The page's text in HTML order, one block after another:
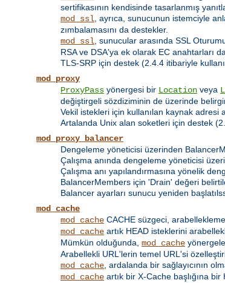
sertifikasının kendisinde tasarlanmış
mod_ssl, ayrıca, sunucunun istemciyle
zımbalamasını da destekler.
mod_ssl, sunucular arasında SSL
RSA ve DSA'ya ek olarak EC anahtarları
TLS-SRP için destek (2.4.4 itibariyle
mod_proxy
ProxyPass yönergesi bir Location veya
değiştirgeli sözdiziminin de üzerinde
Vekil istekleri için kullanılan kaynak adresi
Artalanda Unix alan soketleri için destek
mod_proxy_balancer
Dengeleme yöneticisi üzerinden
Çalışma anında dengeleme yöneticisi
Çalışma anı yapılandırmasına yönelik
BalancerMembers için 'Drain' değeri
Balancer ayarları sunucu yeniden
mod_cache
mod_cache CACHE süzgeci,
mod_cache artık HEAD isteklerini
Mümkün olduğunda, mod_cache
Arabellekli URL'lerin temel URL'si
mod_cache, ardalanda bir sağlayıcının
mod_cache artık bir X-Cache başlığına